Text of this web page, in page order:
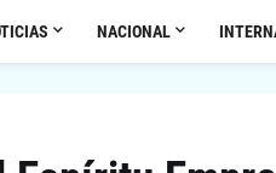
NACIONAL